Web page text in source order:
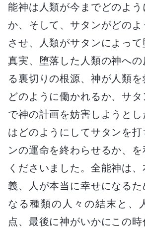
能神は人類が今までどのよ
か、そして、サタンがどの
させ、人類がサタンによっ
真実、堕落した人類の神へ
る裏切りの根源、神が人類
どのように働かれるか、サ
で神の計画を妨害しようと
はどのようにしてサタンを
ンの運命を終わらせるか、
くださいました。全能神は
義、人が本当に幸せになる
なる種類の人々の結末と、
点、最後に神がいかにこの